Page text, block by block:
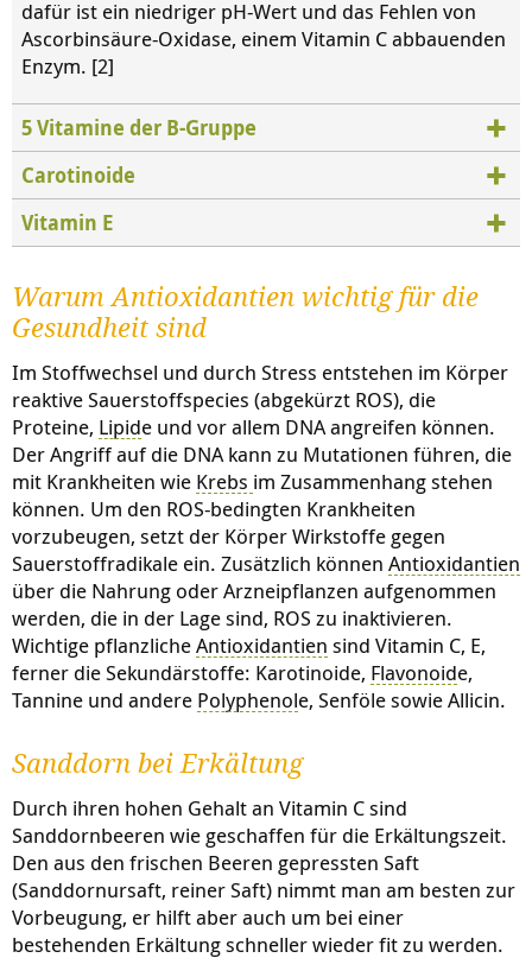
dafür ist ein niedriger pH-Wert und das Fehlen von
Ascorbinsäure-Oxidase, einem Vitamin C abbauenden
Enzym. [2]
5 Vitamine der B-Gruppe
Carotinoide
Vitamin E
Warum Antioxidantien wichtig für die
Gesundheit sind
Im Stoffwechsel und durch Stress entstehen im Körper
reaktive Sauerstoffspecies (abgekürzt ROS), die
Proteine, Lipide und vor allem DNA angreifen können.
Der Angriff auf die DNA kann zu Mutationen führen, die
mit Krankheiten wie Krebs im Zusammenhang stehen
können. Um den ROS-bedingten Krankheiten
vorzubeugen, setzt der Körper Wirkstoffe gegen
Sauerstoffradikale ein. Zusätzlich können Antioxidantien
über die Nahrung oder Arzneipflanzen aufgenommen
werden, die in der Lage sind, ROS zu inaktivieren.
Wichtige pflanzlicheAntioxidantien sind Vitamin C, E,
ferner die Sekundärstoffe: Karotinoide, Flavonoide,
Tannine und andere Polyphenole, Senföle sowie Allicin.
Sanddorn bei Erkältung
Durch ihren hohen Gehalt an Vitamin C sind
Sanddornbeeren wie geschaffen für die Erkältungszeit.
Den aus den frischen Beeren gepressten Saft
(Sanddornursaft, reiner Saft) nimmt man am besten zur
Vorbeugung, er hilft aber auch um bei einer
bestehenden Erkältung schneller wieder fit zu werden.